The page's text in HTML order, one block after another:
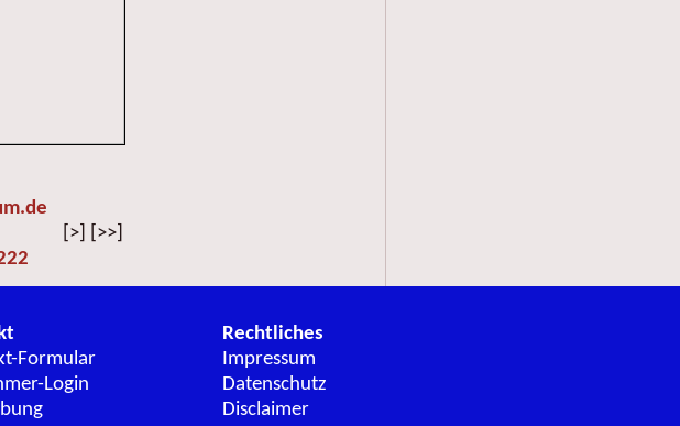
[>] [>>]
Formular
Login
Rechtliches
Impressum
Datenschutz
Disclaimer